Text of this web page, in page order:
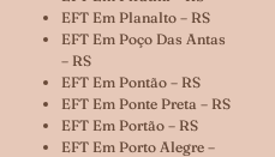
EFT Em Planalto – RS
EFT Em Poço Das Antas
– RS
EFT Em Pontão – RS
EFT Em Ponte Preta – RS
EFT Em Portão – RS
EFT Em Porto Alegre –